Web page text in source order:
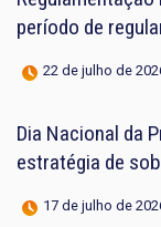
período de
22 de julho de
Dia Nacional da
estratégia de
17 de julho de